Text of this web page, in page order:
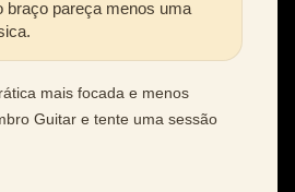
braço pareça menos uma
mais focada e menos
Guitar e tente uma sessão